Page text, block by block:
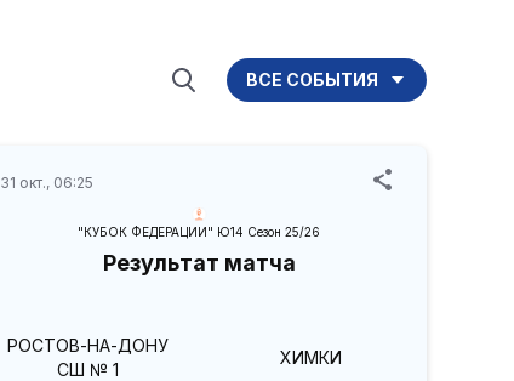
ВСЕ СОБЫТИЯ
31 окт., 06:25
"КУБОК ФЕДЕРАЦИИ" Ю14 Сезон 25/26
Результат матча
РОСТОВ-НА-ДОНУ
СШ № 1
ХИМКИ